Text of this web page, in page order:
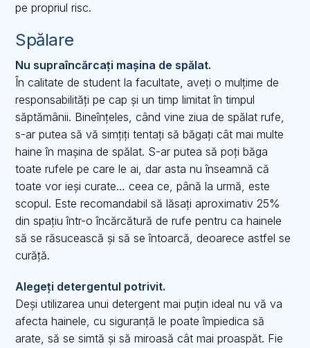
pe propriul risc.
Spălare
Nu supraîncărcați mașina de spălat.
În calitate de student la facultate, aveți o mulțime de
responsabilități pe cap și un timp limitat în timpul
săptămânii. Bineînțeles, când vine ziua de spălat rufe,
s-ar putea să vă simțiți tentați să băgați cât mai multe
haine în mașina de spălat. S-ar putea să poți băga
toate rufele pe care le ai, dar asta nu înseamnă că
toate vor ieși curate… ceea ce, până la urmă, este
scopul. Este recomandabil să lăsați aproximativ 25%
din spațiu într-o încărcătură de rufe pentru ca hainele
să se răsucească și să se întoarcă, deoarece astfel se
curăță.
Alegeți detergentul potrivit.
Deși utilizarea unui detergent mai puțin ideal nu vă va
afecta hainele, cu siguranță le poate împiedica să
arate, să se simtă și să miroasă cât mai proaspăt. Fie